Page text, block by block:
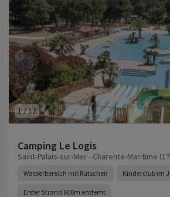
1 /12
Camping Le Logis
Saint-Palais-sur-Mer - Charente-Maritime
Wasserbereich mit Rutschen Kinderclub im
Erster Strand 600m entfernt